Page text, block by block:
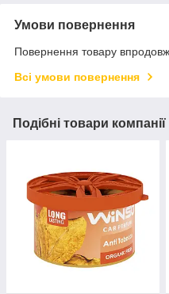
Умови повернення
Повернення товару
Всі умови повернення
Подібні товари компанії